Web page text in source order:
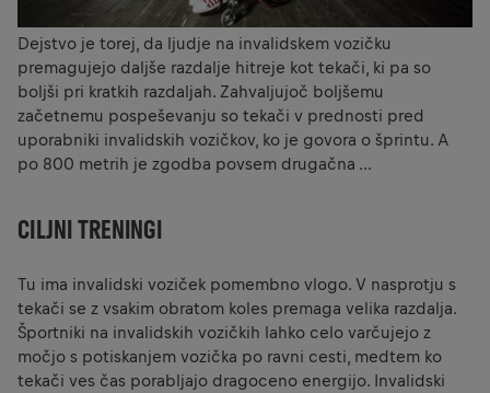
Dejstvo je torej, da ljudje na invalidskem vozičku
premagujejo daljše razdalje hitreje kot tekači, ki pa so
boljši pri kratkih razdaljah. Zahvaljujoč boljšemu
začetnemu pospeševanju so tekači v prednosti pred
uporabniki invalidskih vozičkov, ko je govora o šprintu. A
po 800 metrih je zgodba povsem drugačna ...
CILJNI TRENINGI
Tu ima invalidski voziček pomembno vlogo. V nasprotju s
tekači se z vsakim obratom koles premaga velika razdalja.
Športniki na invalidskih vozičkih lahko celo varčujejo z
močjo s potiskanjem vozička po ravni cesti, medtem ko
tekači ves čas porabljajo dragoceno energijo. Invalidski